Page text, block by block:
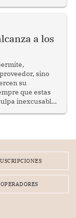
cohesión
a los
sino
su
que estas
inexcusable
greet con
OPERADORES